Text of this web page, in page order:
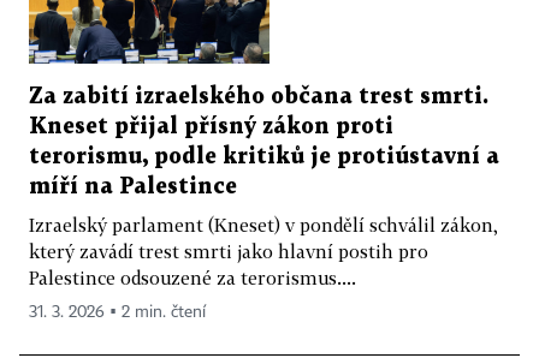
Za zabití izraelského občana trest smrti.
Kneset přijal přísný zákon proti
terorismu, podle kritiků je protiústavní a
míří na Palestince
Izraelský parlament (Kneset) v pondělí schválil zákon,
který zavádí trest smrti jako hlavní postih pro
Palestince odsouzené za terorismus....
31. 3. 2026 ▪ 2 min. čtení